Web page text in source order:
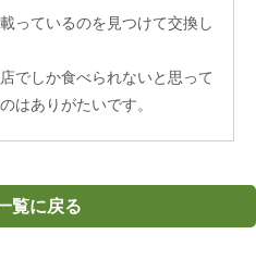
っているのを見つけて交換し
でしか食べられないと思って
はありがたいです。
覧に戻る